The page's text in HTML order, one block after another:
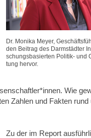
Dr. Monika Meyer,
den Beitrag des Darmstädter
schungs­basierten Politik- und
tung hervor.
Wie
Zahlen und Fakten rund
Zu der im Report